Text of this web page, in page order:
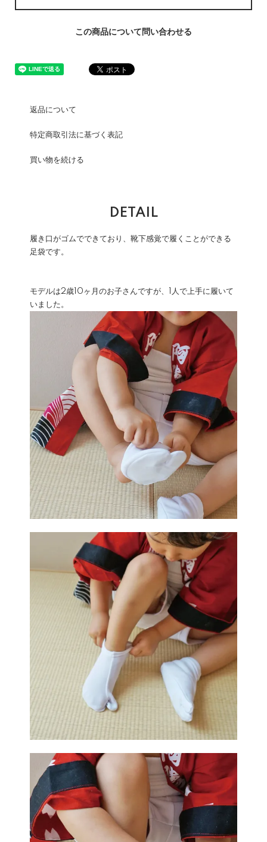
この商品について問い合わせる
返品について
特定商取引法に基づく表記
買い物を続ける
DETAIL
履き口がゴムでできており、靴下感覚で履くことができる
足袋です。
モデルは2歳10ヶ月のお子さんですが、1人で上手に履いて
いました。